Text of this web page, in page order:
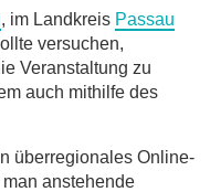
, im Landkreis Passau
versuchen,
Veranstaltung zu
auch mithilfe des
überregionales Online-
anstehende